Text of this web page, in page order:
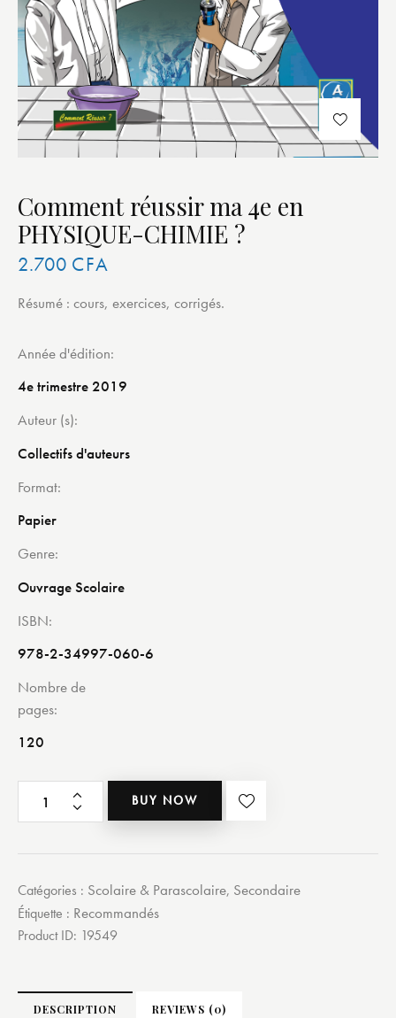
Comment réussir ma 4e en
PHYSIQUE-CHIMIE ?
2.700 CFA
Résumé : cours, exercices, corrigés.
Année d'édition
4e trimestre 2019
Auteur (s)
Collectifs d'auteurs
Format
Papier
Genre
Ouvrage Scolaire
ISBN
978-2-34997-060-6
Nombre de
pages
120
BUY NOW
Catégories : Scolaire & Parascolaire, Secondaire
Étiquette : Recommandés
Product ID: 19549
DESCRIPTION REVIEWS (0)